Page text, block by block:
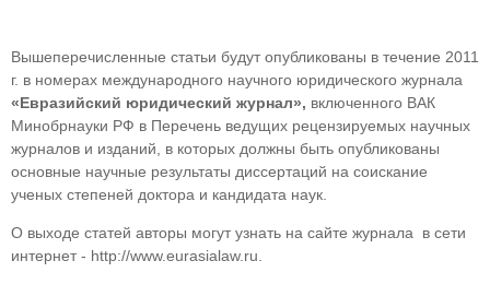
Вышеперечисленные статьи будут опубликованы в течение 2011
г. в номерах международного научного юридического журнала
«Евразийский юридический журнал», включенного ВАК
Минобрнауки РФ в Перечень ведущих рецензируемых научных
журналов и изданий, в которых должны быть опубликованы
основные научные результаты диссертаций на соискание
ученых степеней доктора и кандидата наук.
О выходе статей авторы могут узнать на сайте журнала в сети
интернет - http://www.eurasialaw.ru.